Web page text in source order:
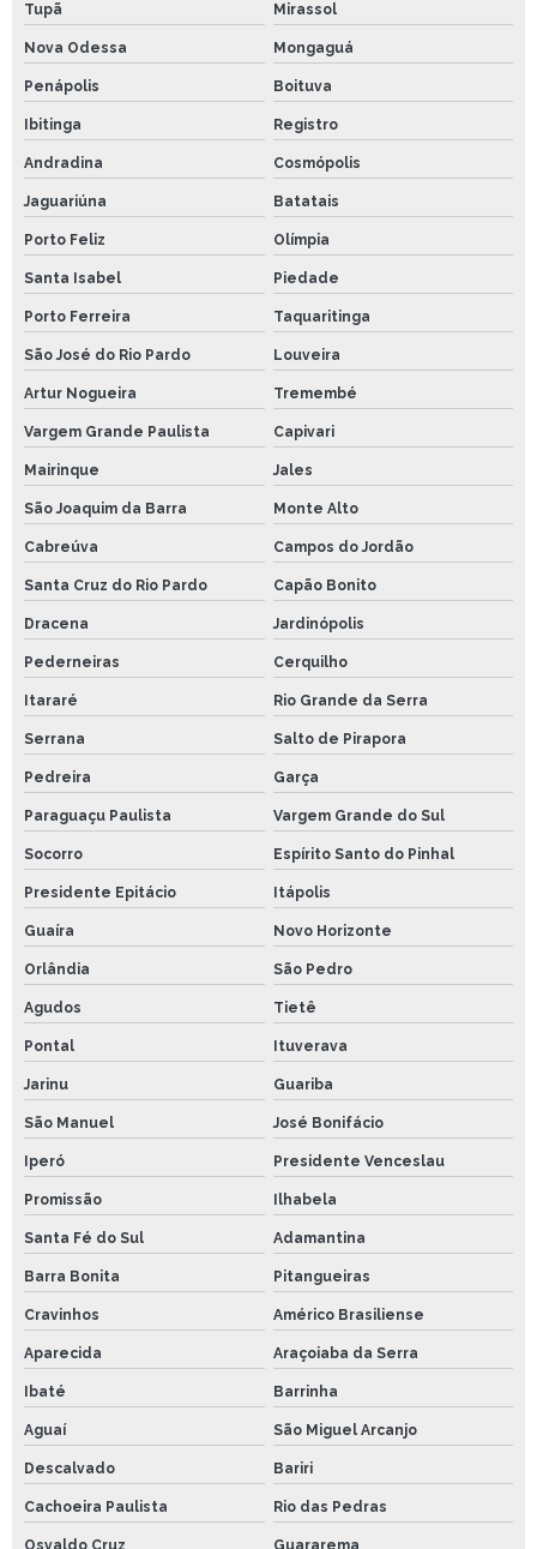
Tupã Mirassol
Nova Odessa Mongaguá
Penápolis Boituva
Ibitinga Registro
Andradina Cosmópolis
Jaguariúna Batatais
Porto Feliz Olímpia
Santa Isabel Piedade
Porto Ferreira Taquaritinga
São José do Rio Pardo Louveira
Artur Nogueira Tremembé
Vargem Grande Paulista Capivari
Mairinque Jales
São Joaquim da Barra Monte Alto
Cabreúva Campos do Jordão
Santa Cruz do Rio Pardo Capão Bonito
Dracena Jardinópolis
Pederneiras Cerquilho
Itararé Rio Grande da Serra
Serrana Salto de Pirapora
Pedreira Garça
Paraguaçu Paulista Vargem Grande do Sul
Socorro Espírito Santo do Pinhal
Presidente Epitácio Itápolis
Guaíra Novo Horizonte
Orlândia São Pedro
Agudos Tietê
Pontal Ituverava
Jarinu Guariba
São Manuel José Bonifácio
Iperó Presidente Venceslau
Promissão Ilhabela
Santa Fé do Sul Adamantina
Barra Bonita Pitangueiras
Cravinhos Américo Brasiliense
Aparecida Araçoiaba da Serra
Ibaté Barrinha
Aguaí São Miguel Arcanjo
Descalvado Bariri
Cachoeira Paulista Rio das Pedras